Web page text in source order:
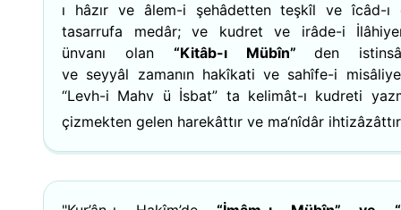
ı hâzır ve âlem-i şehâdetten teşkîl ve îcâd-ı
tasarrufa medâr; ve kudret ve irâde-i
ünvanı olan “Kitâb-ı Mübîn”den
ve seyyâl zamanın hakîkati ve sahîfe-i
“Levh-i Mahv ü İsbat” ta kelimât-ı kudreti
çizmekten gelen harekâttır ve ma‘nîdâr